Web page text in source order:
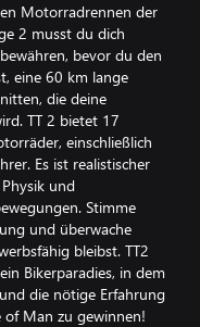
Motorradrennen der
2 musst du dich
bevor du den
eine 60 km lange
die deine
TT 2 bietet 17
einschließlich
Es ist realistischer
und
Stimme
und überwache
bleibst. TT2
Bikerparadies, in dem
die nötige Erfahrung
of Man zu gewinnen!